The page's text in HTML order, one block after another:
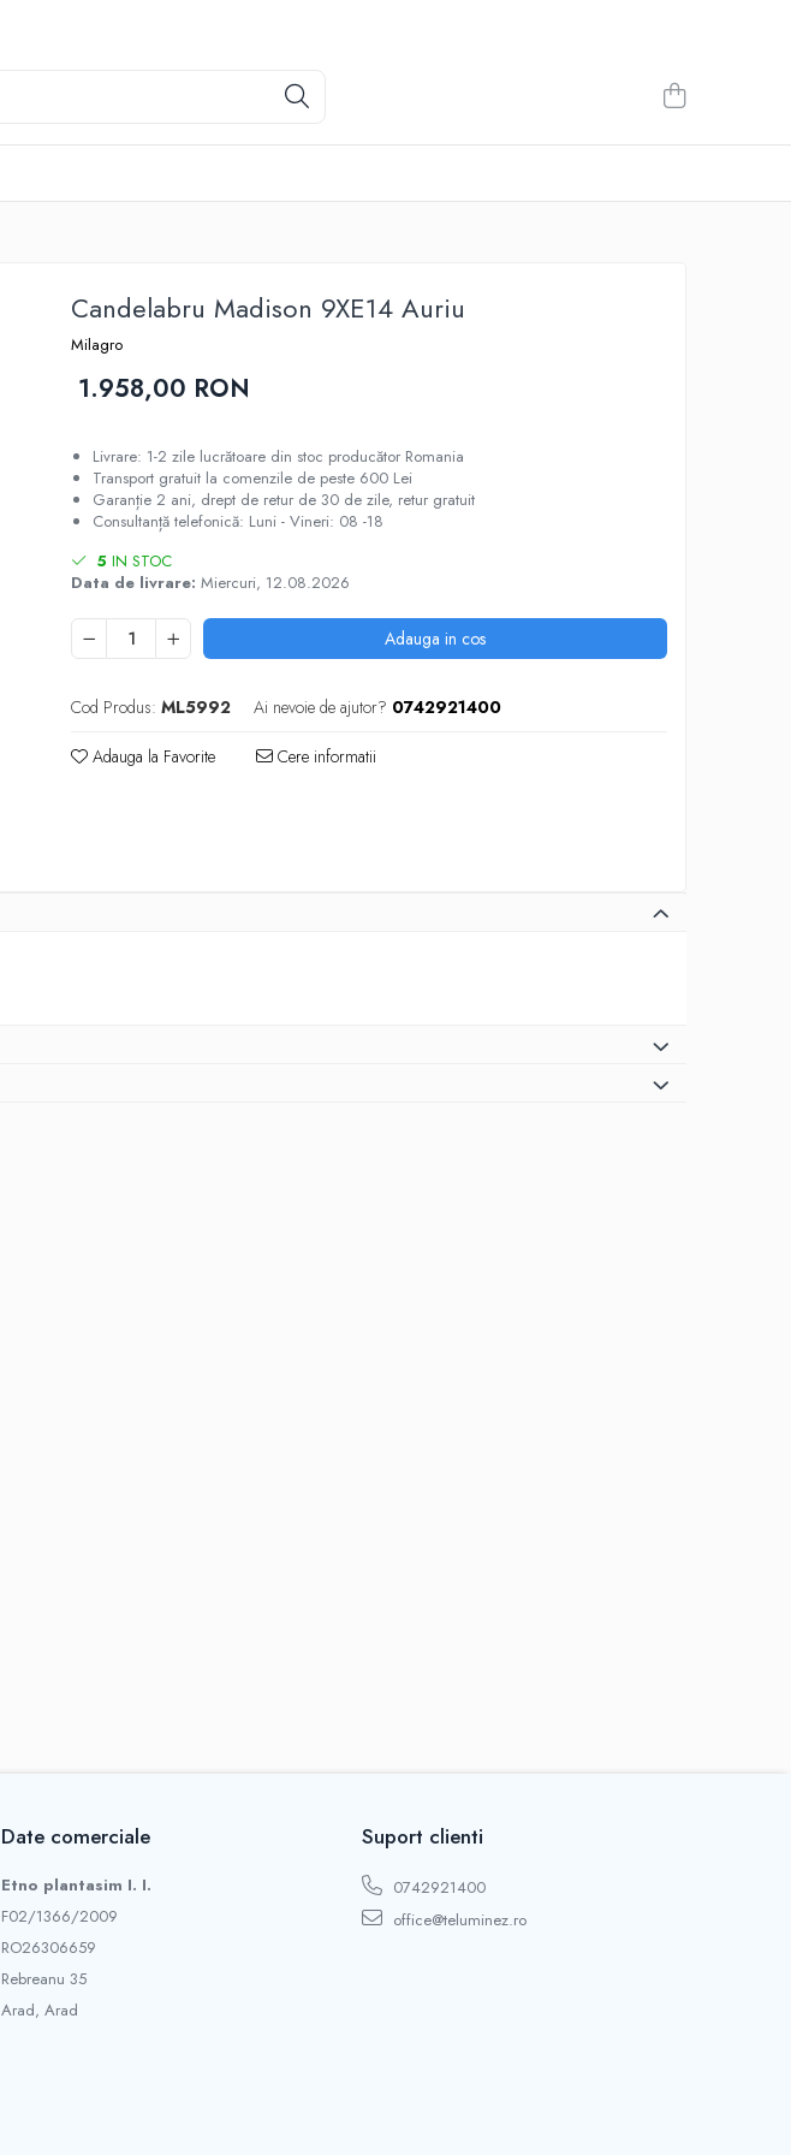
Candelabru Madison 9XE14 Auriu
Milagro
1.958,00 RON
Livrare: 1-2 zile lucrătoare din stoc producător Romania
Transport gratuit la comenzile de peste 600 Lei
Garanție 2 ani, drept de retur de 30 de zile, retur gratuit
Consultanță telefonică: Luni - Vineri: 08 -18
5 IN STOC
Data de livrare: Miercuri, 12.08.2026
Adauga in cos
Cod Produs: ML5992 Ai nevoie de ajutor? 0742921400
Adauga la Favorite Cere informatii
Date comerciale
Etno plantasim I. I.
F02/1366/2009
RO26306659
Rebreanu 35
Arad, Arad
Suport clienti
0742921400
office@teluminez.ro